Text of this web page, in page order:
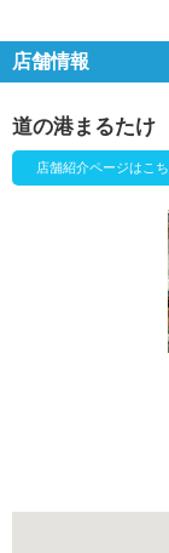
店舗情報
道の港まるたけ
店舗紹介ページはこ